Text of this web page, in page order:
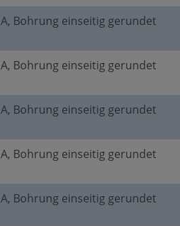
A, Bohrung einseitig gerundet
A, Bohrung einseitig gerundet
A, Bohrung einseitig gerundet
A, Bohrung einseitig gerundet
A, Bohrung einseitig gerundet